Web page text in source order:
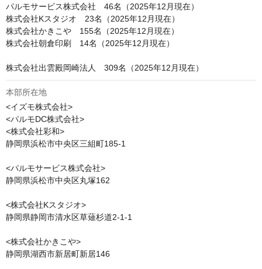
パルモサービス株式会社　46名（2025年12月現在）
株式会社Kスタジオ　23名（2025年12月現在）
株式会社かきこや　155名（2025年12月現在）
株式会社朝倉印刷　14名（2025年12月現在）
本部所在地
<イズモ株式会社>
<パルモDC株式会社>
<株式会社彩和>
静岡県浜松市中央区三組町185-1
<パルモサービス株式会社>
静岡県浜松市中央区丸塚162
<株式会社Kスタジオ>
静岡県静岡市清水区草薙杉道2-1-1
<株式会社かきこや>
静岡県湖西市新居町新居146